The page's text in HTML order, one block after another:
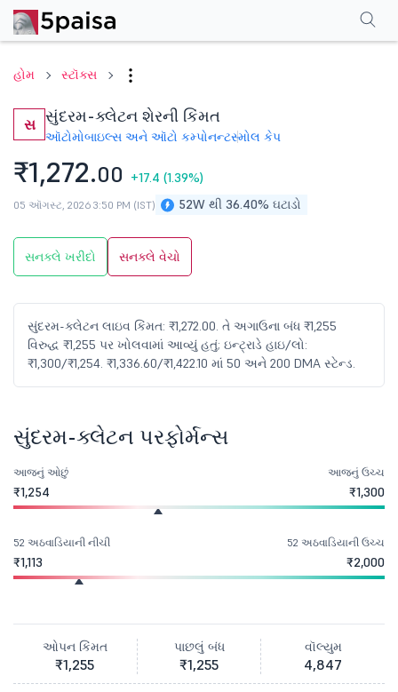
હોમ સ્ટૉક્સ
સ સુંદરમ-ક્લેટન શેરની કિંમત
ઑટોમોબાઇલ્સ અને ઑટો કમ્પોનન્ટસ્મોલ કેપ
₹1,272.00 +17.4 (1.39%)
52W થી 36.40% ઘટાડો
05 ઑગસ્ટ, 2026 3:50 PM (IST)
સનક્લે ખરીદો સનક્લે વેચો
સુંદરમ-ક્લેટન લાઇવ કિંમત: ₹1,272.00. તે અગાઉના બંધ ₹1,255
વિરુદ્ધ ₹1,255 પર ખોલવામાં આવ્યું હતું; ઇન્ટ્રાડે હાઇ/લો:
₹1,300/₹1,254. ₹1,336.60/₹1,422.10 માં 50 અને 200 DMA સ્ટેન્ડ.
પરફોર્મન્સફાઇનાન્શિયલ્સ વધુ
સુંદરમ-ક્લેટન પરફોર્મન્સ
આજનું ઓછું
₹1,254
આજનું ઉચ્ચ
₹1,300
52 અઠવાડિયાની નીચી
₹1,113
52 અઠવાડિયાની ઉચ્ચ
₹2,000
ઓપન કિંમત
₹1,255
પાછલું બંધ
₹1,255
વૉલ્યુમ
4,847